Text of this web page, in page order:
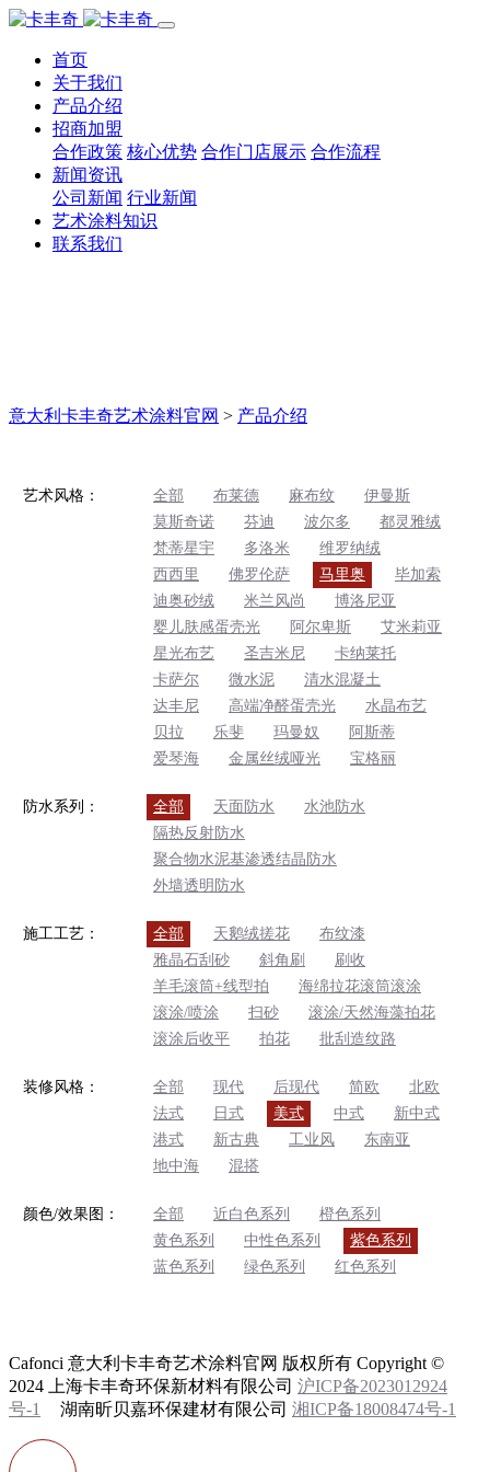
首页
关于我们
产品介绍
招商加盟
合作政策 核心优势 合作门店展示 合作流程
新闻资讯
公司新闻 行业新闻
艺术涂料知识
联系我们
意大利卡丰奇艺术涂料官网 > 产品介绍
艺术风格： 全部 布莱德 麻布纹
伊曼斯
莫斯奇诺
芬迪 波尔多
都灵雅绒
梵蒂星宇
多洛米
维罗纳绒
西西里
佛罗伦萨 马里奥
毕加索
迪奥砂绒
米兰风尚
博洛尼亚
婴儿肤感蛋壳光
阿尔卑斯
艾米莉亚
星光布艺
圣吉米尼
卡纳莱托
卡萨尔
微水泥
清水混凝土
达丰尼
高端净醛蛋壳光
水晶布艺
贝拉
乐斐 玛曼奴
阿斯蒂
爱琴海
金属丝绒哑光 宝格丽
防水系列： 全部 天面防水
水池防水
隔热反射防水
聚合物水泥基渗透结晶防水
外墙透明防水
施工工艺： 全部 天鹅绒搓花
布纹漆
雅晶石刮砂
斜角刷
刷收
羊毛滚筒+线型拍
海绵拉花滚筒滚涂
滚涂/喷涂
扫砂
滚涂/天然海藻拍花
滚涂后收平
拍花 批刮造纹路
装修风格： 全部 现代 后现代 简欧
北欧
法式
日式 美式 中式
新中式
港式
新古典 工业风
东南亚
地中海
混搭
颜色/效果图： 全部 近白色系列
橙色系列
黄色系列
中性色系列
紫色系列
蓝色系列
绿色系列 红色系列
Cafonci 意大利卡丰奇艺术涂料官网 版权所有 Copyright ©
2024 上海卡丰奇环保新材料有限公司 沪ICP备2023012924
号-1
湖南昕贝嘉环保建材有限公司 湘ICP备18008474号-1